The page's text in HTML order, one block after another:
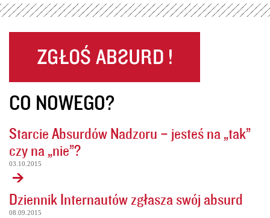
CO NOWEGO?
Starcie Absurdów Nadzoru – jesteś na „tak”
czy na „nie”?
03.10.2015
Dziennik Internautów zgłasza swój absurd
08.09.2015